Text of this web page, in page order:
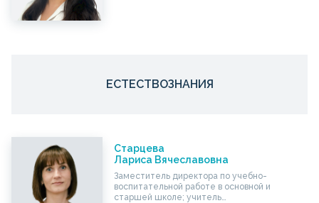
ЕСТЕСТВОЗНАНИЯ
Старцева
Лариса Вячеславовна
Заместитель директора по учебно-
воспитательной работе в основной и
старшей школе; учитель…